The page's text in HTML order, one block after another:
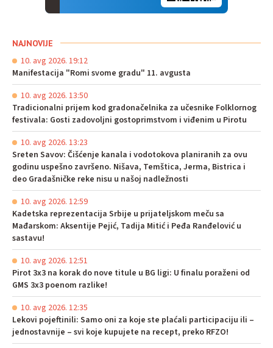
NAJNOVIJE
10. avg 2026. 19:12
Manifestacija "Romi svome gradu" 11. avgusta
10. avg 2026. 13:50
Tradicionalni prijem kod gradonačelnika za učesnike Folklornog
festivala: Gosti zadovoljni gostoprimstvom i viđenim u Pirotu
10. avg 2026. 13:23
Sreten Savov: Čišćenje kanala i vodotokova planiranih za ovu
godinu uspešno završeno. Nišava, Temštica, Jerma, Bistrica i
deo Gradašničke reke nisu u našoj nadležnosti
10. avg 2026. 12:59
Kadetska reprezentacija Srbije u prijateljskom meču sa
Mađarskom: Aksentije Pejić, Tadija Mitić i Peđa Ranđelović u
sastavu!
10. avg 2026. 12:51
Pirot 3x3 na korak do nove titule u BG ligi: U finalu poraženi od
GMS 3x3 poenom razlike!
10. avg 2026. 12:35
Lekovi pojeftinili: Samo oni za koje ste plaćali participaciju ili –
jednostavnije – svi koje kupujete na recept, preko RFZO!